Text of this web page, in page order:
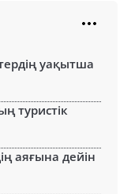
уақытша
туристік
аяғына дейін